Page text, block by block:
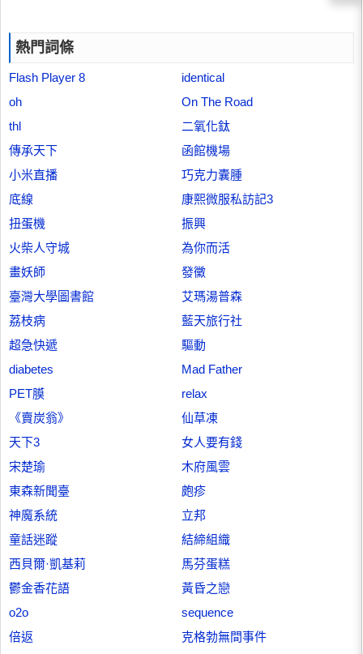
熱門詞條
Flash Player 8
identical
oh
On The Road
thl
二氧化鈦
傳承天下
函館機場
小米直播
巧克力囊腫
底線
康熙微服私訪記3
扭蛋機
振興
火柴人守城
為你而活
畫妖師
發黴
臺灣大學圖書館
艾瑪湯普森
荔枝病
藍天旅行社
超急快遞
驅動
diabetes
Mad Father
PET膜
relax
《賣炭翁》
仙草凍
天下3
女人要有錢
宋楚瑜
木府風雲
東森新聞臺
皰疹
神魔系統
立邦
童話迷蹤
結締組織
西貝爾·凱基莉
馬芬蛋糕
鬱金香花語
黃昏之戀
o2o
sequence
倍返
克格勃無間事件